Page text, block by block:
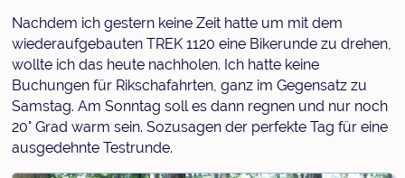
Nachdem ich gestern keine Zeit hatte um mit dem
wiederaufgebauten TREK 1120 eine Bikerunde zu drehen,
wollte ich das heute nachholen. Ich hatte keine
Buchungen für Rikschafahrten, ganz im Gegensatz zu
Samstag. Am Sonntag soll es dann regnen und nur noch
20° Grad warm sein. Sozusagen der perfekte Tag für eine
ausgedehnte Testrunde.